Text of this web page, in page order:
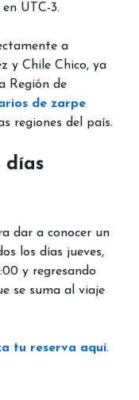
UTC-3.
a
y Chile Chico, ya
Región de
de zarpe
regiones del país.​
días
dar a conocer un
los días jueves,
y regresando
se suma al viaje
tu reserva aquí.